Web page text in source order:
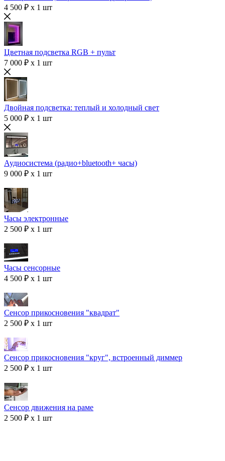
4 500 ₽ x 1 шт
Цветная подсветка RGB + пульт
7 000 ₽ x 1 шт
Двойная подсветка: теплый и холодный свет
5 000 ₽ x 1 шт
Аудиосистема (радио+bluetooth+ часы)
9 000 ₽ x 1 шт
Часы электронные
2 500 ₽ x 1 шт
Часы сенсорные
4 500 ₽ x 1 шт
Сенсор прикосновения "квадрат"
2 500 ₽ x 1 шт
Сенсор прикосновения "круг", встроенный диммер
2 500 ₽ x 1 шт
Сенсор движения на раме
2 500 ₽ x 1 шт